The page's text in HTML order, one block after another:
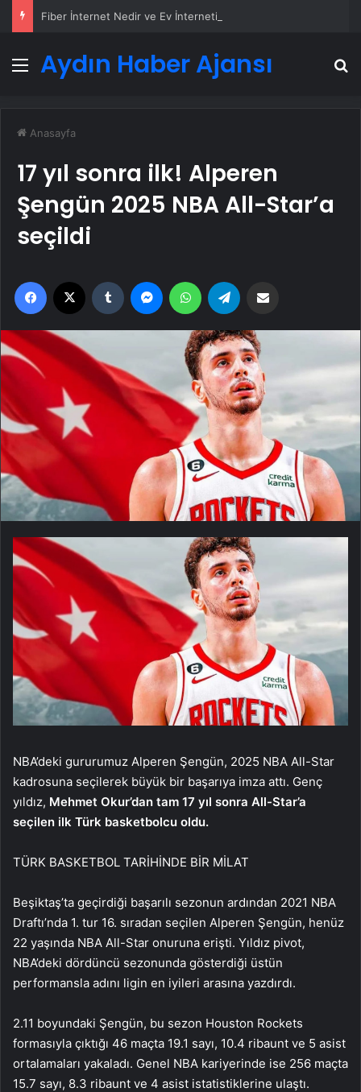
Fiber İnternet Nedir ve Ev İnterneti Nasıl Seçilir
Menü
Aydın Haber Ajansı
Anasayfa
17 yıl sonra ilk! Alperen
Şengün 2025 NBA All-Star’a
seçildi
Facebook Tumblr MessengerWhatsApp
NBA’deki gururumuz Alperen Şengün, 2025 NBA All-Star
kadrosuna seçilerek büyük bir başarıya imza attı. Genç
yıldız, Mehmet Okur’dan tam 17 yıl sonra All-Star’a
seçilen ilk Türk basketbolcu oldu.
TÜRK BASKETBOL TARİHİNDE BİR MİLAT
Beşiktaş’ta geçirdiği başarılı sezonun ardından 2021 NBA
Draftı’nda 1. tur 16. sıradan seçilen Alperen Şengün, henüz
22 yaşında NBA All-Star onuruna erişti. Yıldız pivot,
NBA’deki dördüncü sezonunda gösterdiği üstün
performansla adını ligin en iyileri arasına yazdırdı.
2.11 boyundaki Şengün, bu sezon Houston Rockets
formasıyla çıktığı 46 maçta 19.1 sayı, 10.4 ribaunt ve 5 asist
ortalamaları yakaladı. Genel NBA kariyerinde ise 256 maçta
15.7 sayı, 8.3 ribaunt ve 4 asist istatistiklerine ulaştı.